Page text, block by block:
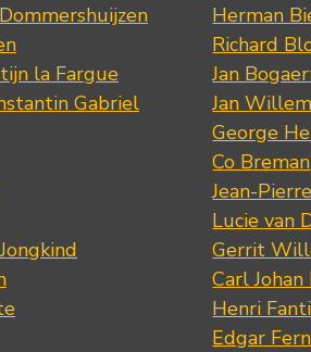
la Fargue
Gabriel
Herman
Richard
Jan
Jan
George
Co Breman
Jean-
Lucie van
Gerrit
Carl
Henri
Edgar